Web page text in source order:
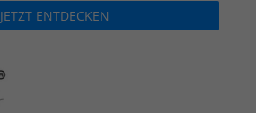
JETZT ENTDECKEN